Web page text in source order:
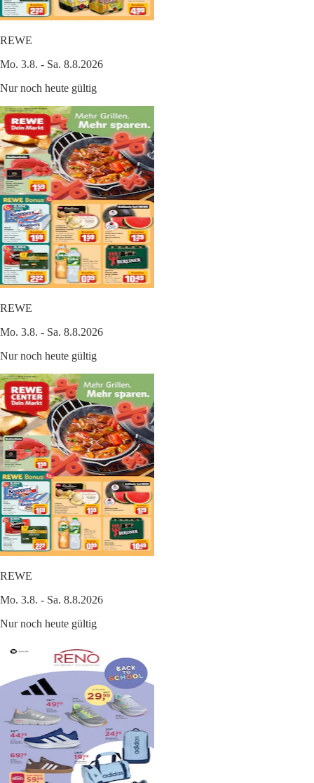
REWE
Mo. 3.8. - Sa. 8.8.2026
Nur noch heute gültig
REWE
Mo. 3.8. - Sa. 8.8.2026
Nur noch heute gültig
REWE
Mo. 3.8. - Sa. 8.8.2026
Nur noch heute gültig